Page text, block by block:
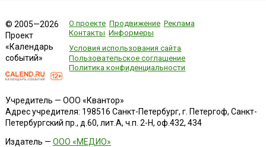
© 2005—2026
Проект
«Календарь
событий»
О проекте Продвижение Реклама
Контакты Информеры
Условия использования сайта
Пользовательское соглашение
Политика конфиденциальности
Учредитель — ООО «Квантор»
Адрес учредителя: 198516 Санкт-Петербург, г. Петергоф, Санкт-
Петербургский пр., д.60, лит.А, ч.п. 2-Н, оф.432, 434
Издатель — ООО «МЕДИО»